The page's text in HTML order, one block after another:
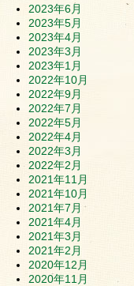
2023年6月
2023年5月
2023年4月
2023年3月
2023年1月
2022年10月
2022年9月
2022年7月
2022年5月
2022年4月
2022年3月
2022年2月
2021年11月
2021年10月
2021年7月
2021年4月
2021年3月
2021年2月
2020年12月
2020年11月